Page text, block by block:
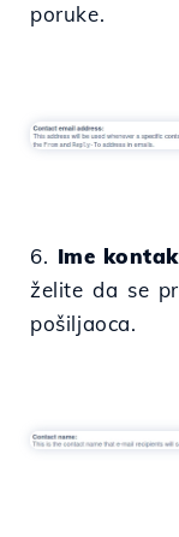
poruke.
6. Ime
želite da se
pošiljaoca.